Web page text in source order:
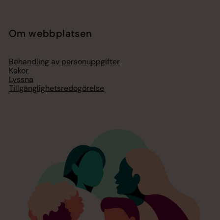
Om webbplatsen
Behandling av personuppgifter
Kakor
Lyssna
Tillgänglighetsredogörelse